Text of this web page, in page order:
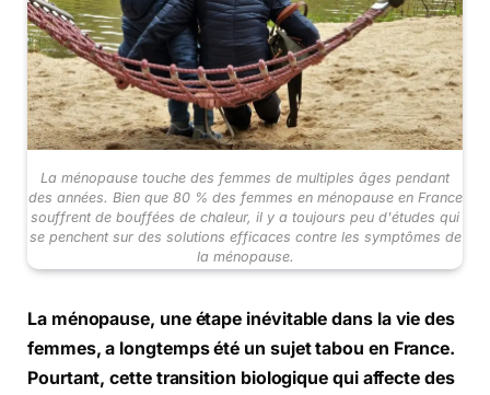
La ménopause touche des femmes de multiples âges pendant
des années. Bien que 80 % des femmes en ménopause en France
souffrent de bouffées de chaleur, il y a toujours peu d'études qui
se penchent sur des solutions efficaces contre les symptômes de
la ménopause.
La ménopause, une étape inévitable dans la vie des
femmes, a longtemps été un sujet tabou en France.
Pourtant, cette transition biologique qui affecte des